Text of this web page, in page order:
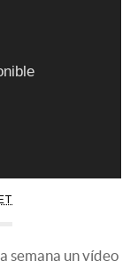
semana un vídeo